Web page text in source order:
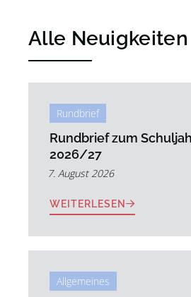
Alle
Rundbrief
Rundbrief zum
2026/27
7. August 2026
WEITERLESEN
Allgemeines